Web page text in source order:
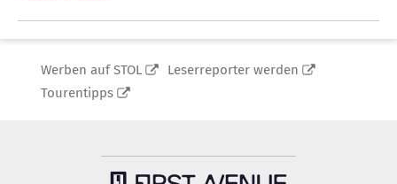
Werben auf STOL
Leserreporter werden
Tourentipps